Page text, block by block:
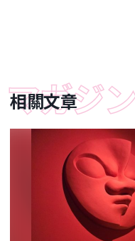
相關文章